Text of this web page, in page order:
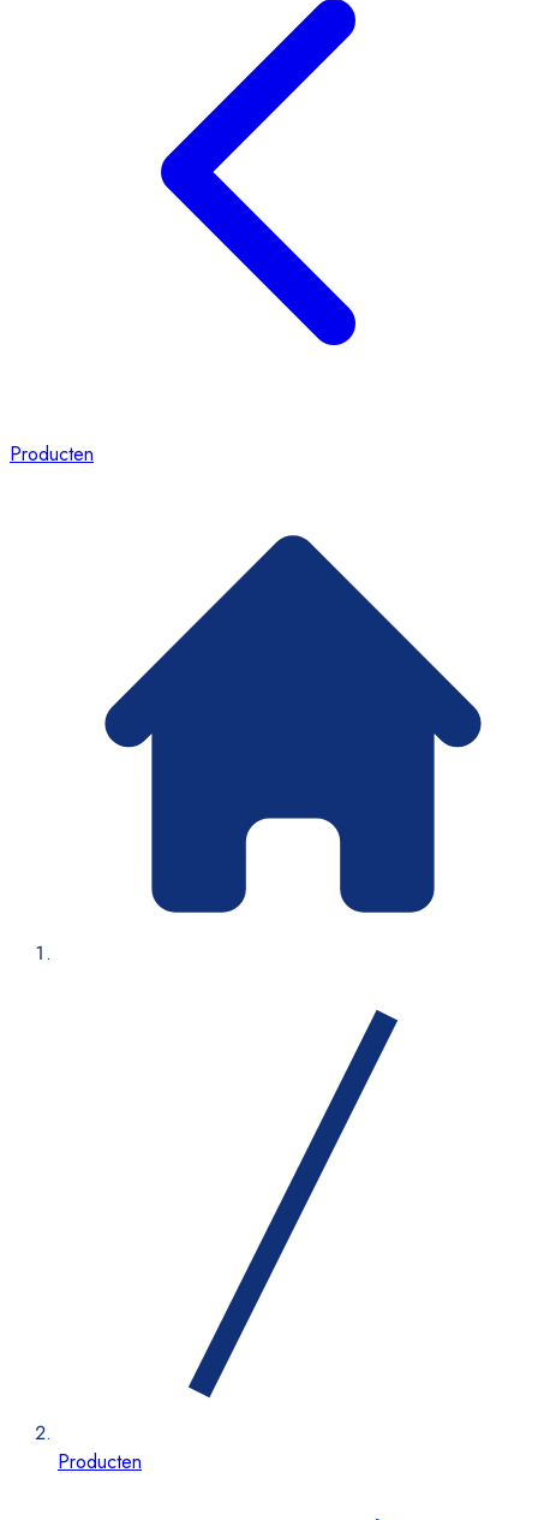
Producten
Producten